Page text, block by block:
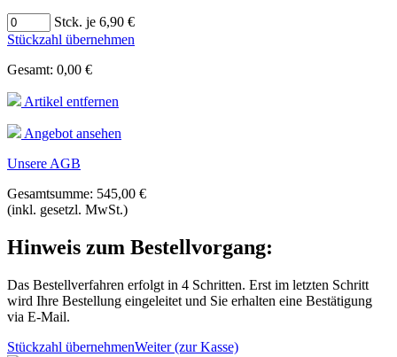
Stck. je 6,90 €
Stückzahl übernehmen
Gesamt: 0,00 €
Artikel entfernen
Angebot ansehen
Unsere AGB
Gesamtsumme: 545,00 €
(inkl. gesetzl. MwSt.)
Hinweis zum Bestellvorgang:
Das Bestellverfahren erfolgt in 4 Schritten. Erst im letzten Schritt
wird Ihre Bestellung eingeleitet und Sie erhalten eine Bestätigung
via E-Mail.
Stückzahl übernehmenWeiter (zur Kasse)